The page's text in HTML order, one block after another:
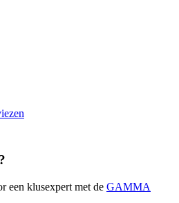
een klusexpert met de GAMMA